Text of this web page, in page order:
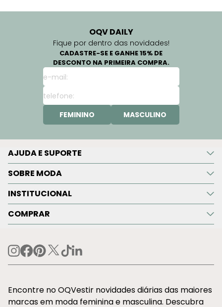
OQV DAILY
Fique por dentro das novidades!
CADASTRE-SE E GANHE 15% DE
DESCONTO NA PRIMEIRA COMPRA.
FEMININO MASCULINO
AJUDA E SUPORTE
SOBRE MODA
INSTITUCIONAL
COMPRAR
Encontre no OQVestir novidades diárias das maiores
marcas em moda feminina e masculina. Descubra